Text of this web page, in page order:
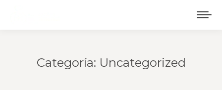
Categoría: Uncategorized